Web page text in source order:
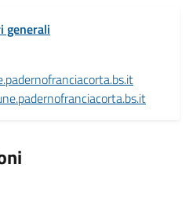
generali